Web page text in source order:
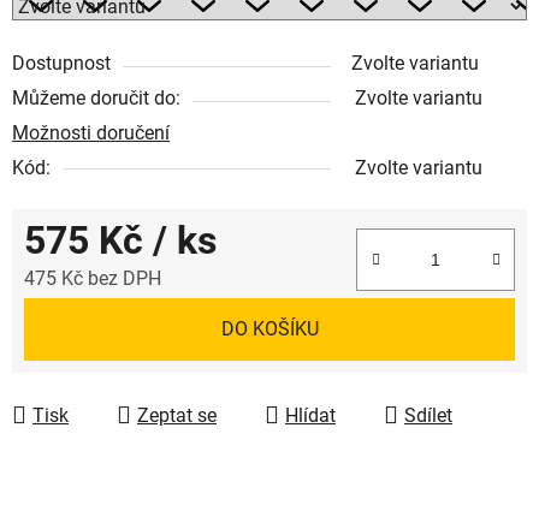
Dostupnost
Zvolte variantu
Můžeme doručit do:
Zvolte variantu
Možnosti doručení
Kód:
Zvolte variantu
575 Kč / ks
475 Kč bez DPH
DO KOŠÍKU
Tisk Zeptat se Hlídat Sdílet